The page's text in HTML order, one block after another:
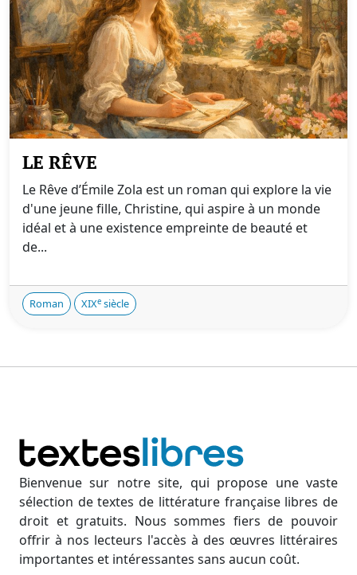
LE RÊVE
Le Rêve d’Émile Zola est un roman qui explore la vie
d'une jeune fille, Christine, qui aspire à un monde
idéal et à une existence empreinte de beauté et
de...
Roman XIXe siècle
Bienvenue sur notre site, qui propose une vaste
sélection de textes de littérature française libres de
droit et gratuits. Nous sommes fiers de pouvoir
offrir à nos lecteurs l'accès à des œuvres littéraires
importantes et intéressantes sans aucun coût.